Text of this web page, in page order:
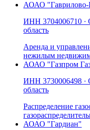
АОАО "Гаврилово-
ИНН 3704006710 ·
область
Аренда и
нежилым
АОАО "Газпром
ИНН 3730006498 ·
область
Распределение
АОАО "Гардиан"